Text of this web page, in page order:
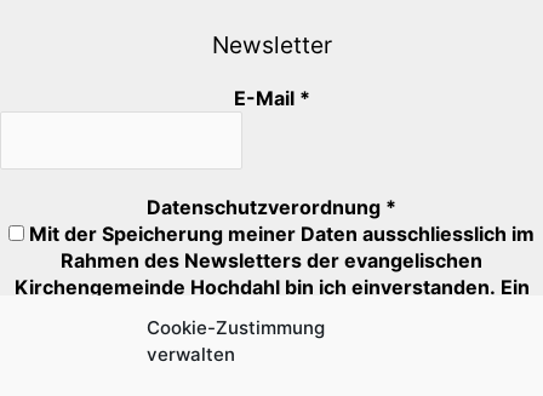
Cookie-Zustimmung
verwalten
Newsletter
E-Mail *
Datenschutzverordnung *
Mit der Speicherung meiner Daten ausschliesslich im
Rahmen des Newsletters der evangelischen
Kirchengemeinde Hochdahl bin ich einverstanden. Ein
Abmeldung ist jederzeit möglich.
Mit * markierte Felder müssen ausgefüllt oder angehakt